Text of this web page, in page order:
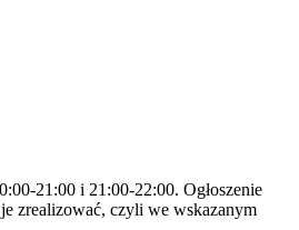
21:00 i 21:00-22:00. Ogłoszenie
zrealizować, czyli we wskazanym